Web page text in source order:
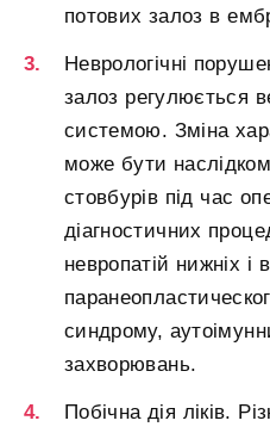
потових залоз в
Неврологічні
залоз регулюється
системою. Зміна
може бути
стовбурів під час
діагностичних
невропатій нижніх і
синдрому,
захворювань.
Побічна дія ліків.